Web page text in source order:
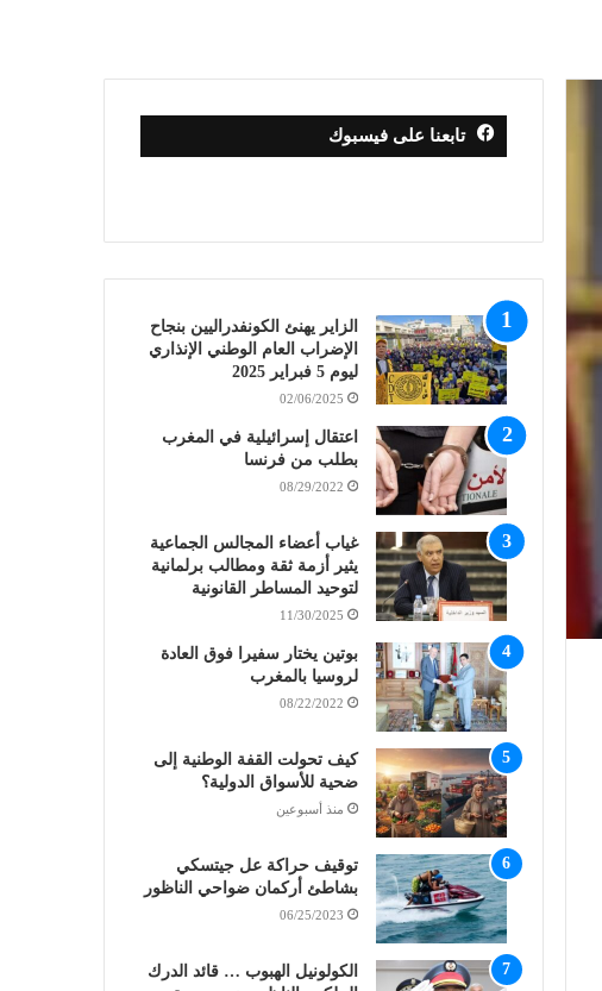
تابعنا على فيسبوك
الزاير يهنئ الكونفدراليين بنجاح
الإضراب العام الوطني الإنذاري
ليوم 5 فبراير 2025
02/06/2025
اعتقال إسرائيلية في المغرب
بطلب من فرنسا
08/29/2022
غياب أعضاء المجالس الجماعية
يثير أزمة ثقة ومطالب برلمانية
لتوحيد المساطر القانونية
11/30/2025
بوتين يختار سفيرا فوق العادة
لروسيا بالمغرب
08/22/2022
كيف تحولت القفة الوطنية إلى
ضحية للأسواق الدولية؟
منذ أسبوعين
توقيف حراكة عل جيتسكي
بشاطئ أركمان ضواحي الناظور
06/25/2023
الكولونيل الهبوب … قائد الدرك